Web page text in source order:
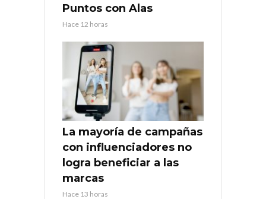
Puntos con Alas
Hace 12 horas
La mayoría de campañas
con influenciadores no
logra beneficiar a las
marcas
Hace 13 horas